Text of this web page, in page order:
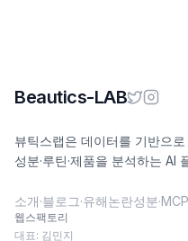
Beautics-LAB
뷰틱스랩은 데이터를 기반으로
성분·루틴·제품을 분석하는 AI
소개·블로그·유해논란성분·
웹스팩토리
대표: 김민지